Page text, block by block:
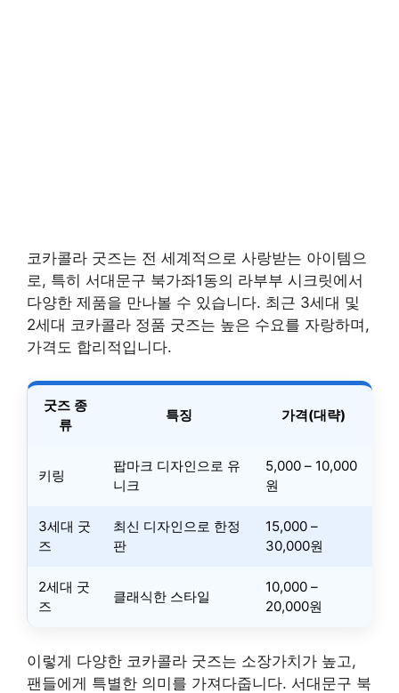
코카콜라 굿즈는 전 세계적으로 사랑받는 아이템으
로, 특히 서대문구 북가좌1동의 라부부 시크릿에서
다양한 제품을 만나볼 수 있습니다. 최근 3세대 및
2세대 코카콜라 정품 굿즈는 높은 수요를 자랑하며,
가격도 합리적입니다.
굿즈 종
류
특징 가격(대략)
키링
팝마크 디자인으로 유
니크
5,000 – 10,000
원
3세대 굿
즈
최신 디자인으로 한정
판
15,000 –
30,000원
2세대 굿
즈
클래식한 스타일
10,000 –
20,000원
이렇게 다양한 코카콜라 굿즈는 소장가치가 높고,
팬들에게 특별한 의미를 가져다줍니다. 서대문구 북